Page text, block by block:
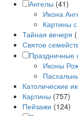
Ангелы (41)
Икона
Картины
Тайная вечеря
Святое
Праздничные
Иконы
Католические
Картины (757)
Пейзажи (124)